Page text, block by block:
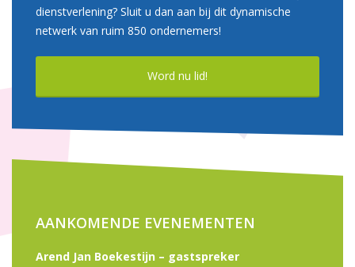
dienstverlening? Sluit u dan aan bij dit dynamische
netwerk van ruim 850 ondernemers!
Word nu lid!
AANKOMENDE EVENEMENTEN
Arend Jan Boekestijn – gastspreker